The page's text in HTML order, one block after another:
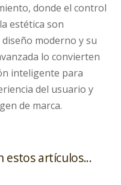
donde el control
estética son
moderno y su
lo convierten
inteligente para
del usuario y
de marca.
estos artículos...